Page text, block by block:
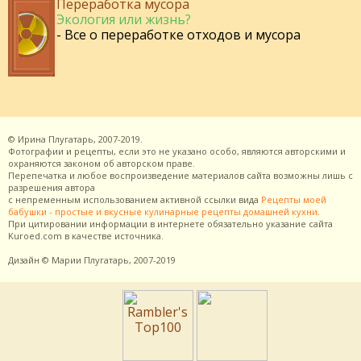
Переработка мусора
Экология или жизнь?
- Все о переработке отходов и мусора
© Ирина Плугатарь, 2007-2019.
Фотографии и рецепты, если это не указано особо, являются авторскими и
охраняются законом об авторском праве.
Перепечатка и любое воспроизведение материалов сайта возможны лишь с
разрешения автора
с непременным использованием активной ссылки вида Рецепты моей
бабушки - простые и вкусные кулинарные рецепты домашней кухни.
При цитировании информации в интернете обязательно указание сайта
Kuroed.com в качестве источника.
Дизайн © Марии Плугатарь, 2007-2019